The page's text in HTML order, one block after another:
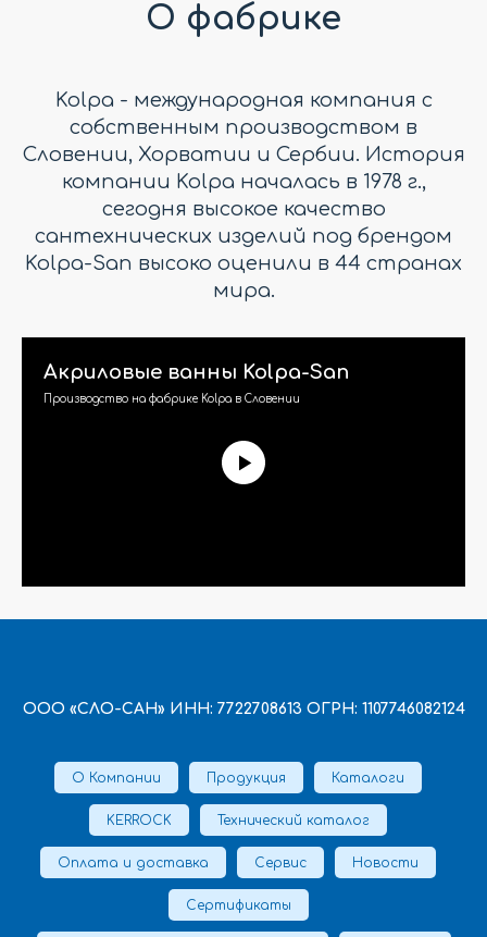
О фабрике
Kolpa - международная компания с
собственным производством в
Словении, Хорватии и Сербии. История
компании Kolpa началась в 1978 г.,
сегодня высокое качество
сантехнических изделий под брендом
Kolpa-San высоко оценили в 44 странах
мира.
Акриловые ванны Kolpa-San
Производство на фабрике Kolpa в Словении
ООО «СЛО-САН» ИНН: 7722708613 ОГРН: 1107746082124
О Компании Продукция Каталоги
KERROCK Технический каталог
Оплата и доставка Сервис Новости
Сертификаты